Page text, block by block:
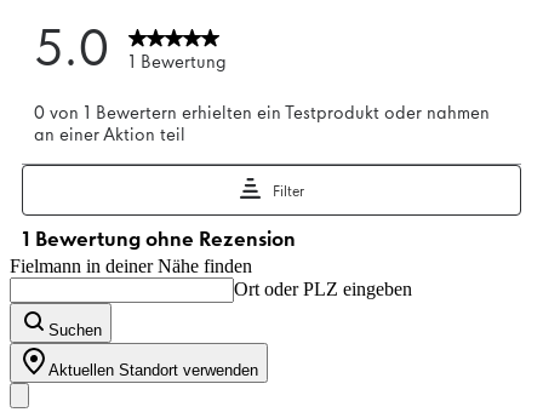
Fielmann in deiner Nähe finden
Ort oder PLZ eingeben
Suchen
Aktuellen Standort verwenden